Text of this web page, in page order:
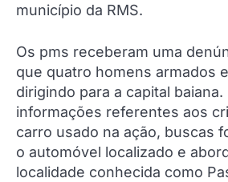
município da RMS.
Os pms receberam uma
que quatro homens armados
dirigindo para a capital
informações referentes aos
carro usado na ação, buscas
o automóvel localizado e
localidade conhecida como